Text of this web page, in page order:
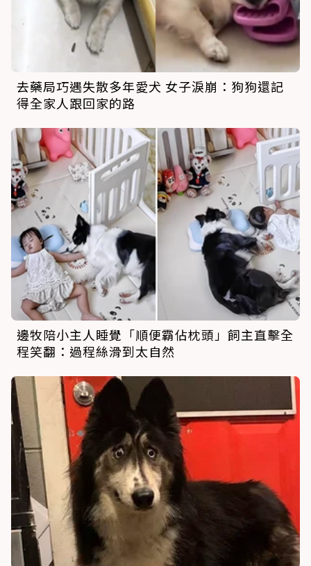
去藥局巧遇失散多年愛犬 女子淚崩：狗狗還記
得全家人跟回家的路
邊牧陪小主人睡覺「順便霸佔枕頭」飼主直擊全
程笑翻：過程絲滑到太自然